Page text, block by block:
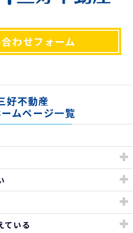
わせフォーム
好不動産
ムページ一覧
ている